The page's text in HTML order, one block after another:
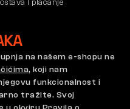
i plaćanje
B2B partnera
i jamstvo
o reklamacijama
na našem e-shopu ne
, koji nam
funkcionalnost i
tražite. Svoj